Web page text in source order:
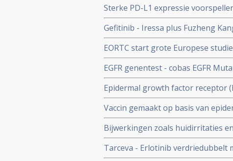
kleincellige longkanker
Sterke PD-L1 expressie
veroorzaakt nieuwe mutaties bij
patienten met longkanker met
Gefitinib - Iressa plus Fuzheng
procent) en langere mediane
vergelijking met alleen gefitinib bij
EORTC start grote Europese
klein-cellige longkanker met EGFR
EGFR genentest - cobas EGFR
gebaseerde medicijn Tarceva -
Epidermal growth factor receptor
fast TaqMan PCR analyse
beter beoordelen of Iressa of
Vaccin gemaakt op basis van
overlevingen en significant
niet-klein-cellige longkanker,
Bijwerkingen zoals huidirritaties
van Tarceva en Iressa aan te tonen
Tarceva - Erlotinib verdriedubbelt
patienten met vergevorderde niet